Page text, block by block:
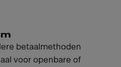
betaalmethoden
voor openbare of